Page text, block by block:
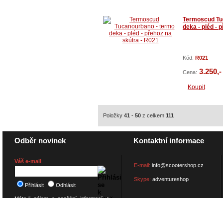
Termoscud
deka - pléd -
Kód: R021
Cena:
Koupit
Položky 41 - 50 z celkem 111
Odběr novinek
Váš e-mail
Přihlásit Odhlásit
Kontaktní informace
E-mail: info@scootershop.cz
Skype: adventureshop